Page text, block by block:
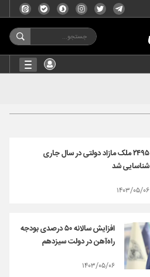
۲۴۹۵ ملک مازاد دولتی در سال جاری
شناسایی شد
۱۴۰۳/۰۵/۰۶
افزایش سالانه ۵۰ درصدی بودجه
راه‌آهن در دولت سیزدهم
۱۴۰۳/۰۵/۰۶